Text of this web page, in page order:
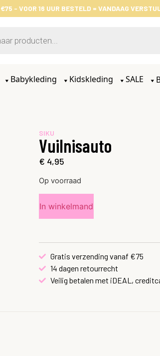
- VOOR 16 UUR BESTELD = VANDAAG
Babykleding Kidskleding SALE
SIKU
Vuilnisauto
€ 4,95
Op voorraad
In winkelmand
Gratis verzending vanaf €75
14 dagen retourrecht
Veilig betalen met iDEAL,